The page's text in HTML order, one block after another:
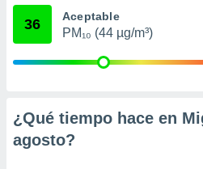
e
publicidad
36 Aceptable
PM₁₀ (44 µg/m³)
¿Qué tiempo hace en
agosto?